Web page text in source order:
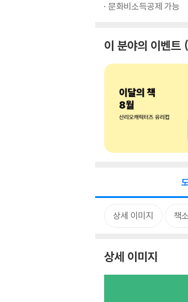
문화비소득공제 가능
이 분야의 이벤트
상세 이미지 책
상세 이미지